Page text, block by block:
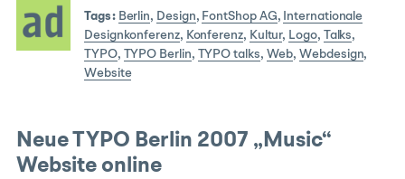
Tags: Berlin, Design, FontShop AG, Internationale
Designkonferenz, Konferenz, Kultur, Logo, Talks,
TYPO, TYPO Berlin, TYPO talks, Web,Webdesign,
Website
Neue TYPO Berlin 2007 „Music“
Website online